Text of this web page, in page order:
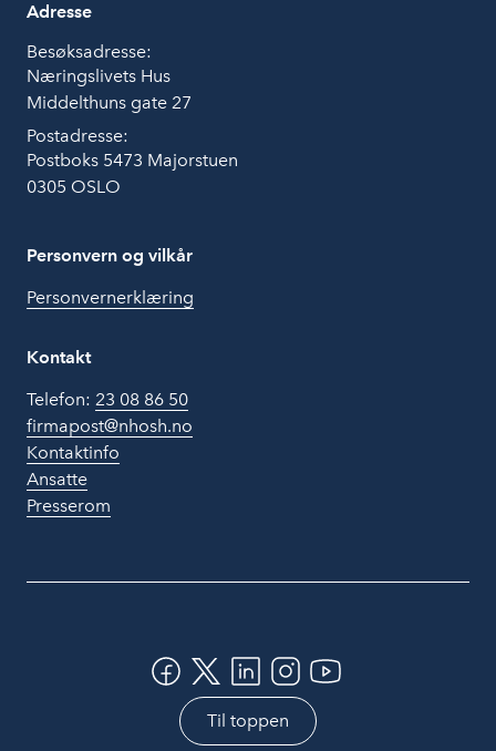
Adresse
Besøksadresse:
Næringslivets Hus
Middelthuns gate 27
Postadresse:
Postboks 5473 Majorstuen
0305 OSLO
Personvern og vilkår
Personvernerklæring
Kontakt
Telefon: 23 08 86 50
firmapost@nhosh.no
Kontaktinfo
Ansatte
Presserom
Til toppen